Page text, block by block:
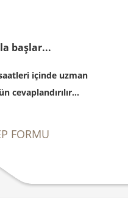
başlar...
içinde uzman
cevaplandırılır...
FORMU